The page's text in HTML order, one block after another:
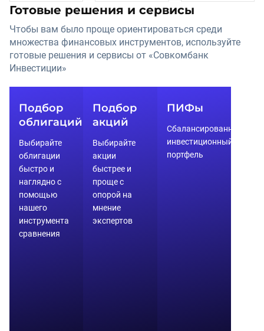
Готовые решения и сервисы
Чтобы вам было проще ориентироваться среди
множества финансовых инструментов, используйте
готовые решения и сервисы от «Совкомбанк
Инвестиции»
Подбор
облигаций
Выбирайте
облигации
быстро и
наглядно с
помощью
нашего
инструмента
сравнения
Подбор
акций
Выбирайте
акции
быстрее и
проще с
опорой на
мнение
экспертов
ПИФы
Сбалансированный
инвестиционный
портфель